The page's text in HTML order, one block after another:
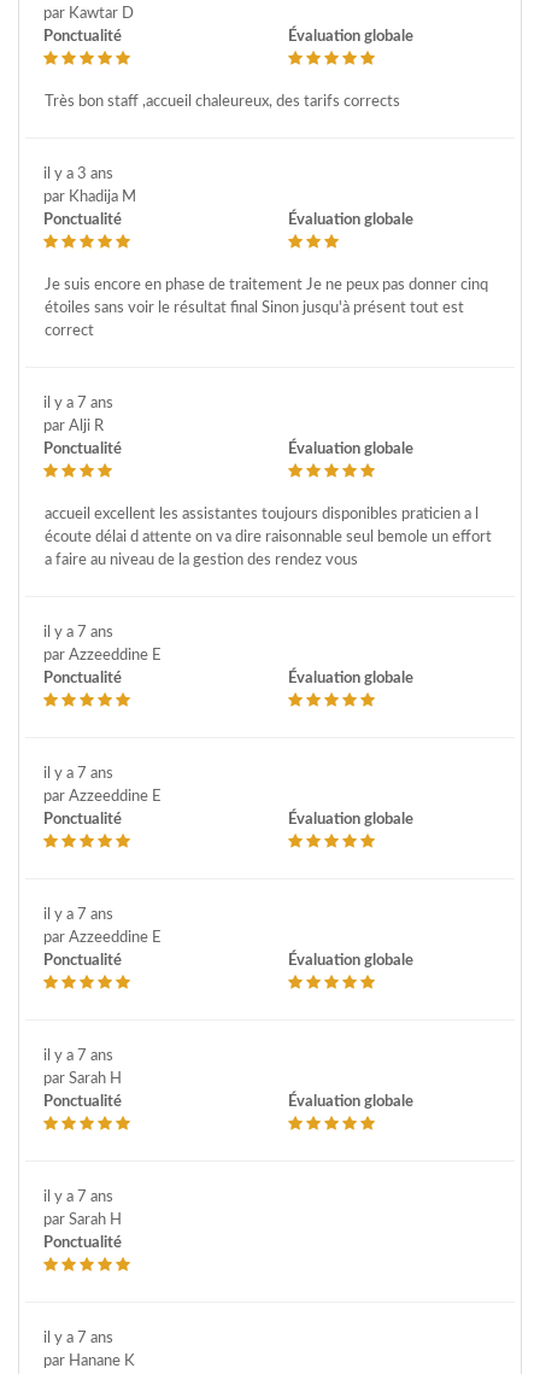
par Kawtar D
Ponctualité
Évaluation globale
Très bon staff ,accueil chaleureux, des tarifs corrects
il y a 3 ans
par Khadija M
Ponctualité
Évaluation globale
Je suis encore en phase de traitement Je ne peux pas donner cinq
étoiles sans voir le résultat final Sinon jusqu'à présent tout est
correct
il y a 7 ans
par Alji R
Ponctualité
Évaluation globale
accueil excellent les assistantes toujours disponibles praticien a l
écoute délai d attente on va dire raisonnable seul bemole un effort
a faire au niveau de la gestion des rendez vous
il y a 7 ans
par Azzeeddine E
Ponctualité
Évaluation globale
il y a 7 ans
par Azzeeddine E
Ponctualité
Évaluation globale
il y a 7 ans
par Azzeeddine E
Ponctualité
Évaluation globale
il y a 7 ans
par Sarah H
Ponctualité
Évaluation globale
il y a 7 ans
par Sarah H
Ponctualité
il y a 7 ans
par Hanane K